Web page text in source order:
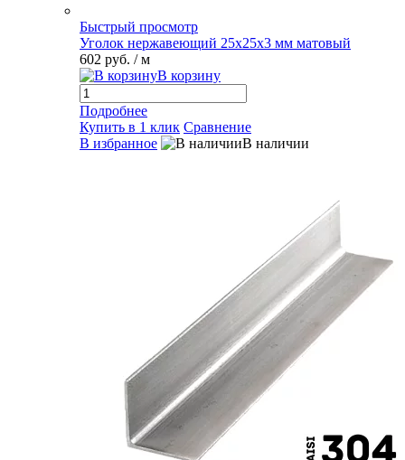
Быстрый просмотр
Уголок нержавеющий 25х25х3 мм матовый
602 руб. / м
В корзину
Подробнее
Купить в 1 клик Сравнение
В избранное
В наличии